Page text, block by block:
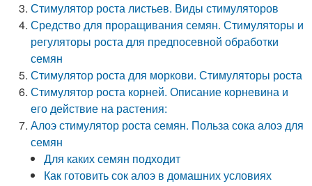
Стимулятор роста листьев. Виды стимуляторов
Средство для проращивания семян. Стимуляторы и
регуляторы роста для предпосевной обработки
семян
Стимулятор роста для моркови. Стимуляторы роста
Стимулятор роста корней. Описание корневина и
его действие на растения:
Алоэ стимулятор роста семян. Польза сока алоэ для
семян
Для каких семян подходит
Как готовить сок алоэ в домашних условиях